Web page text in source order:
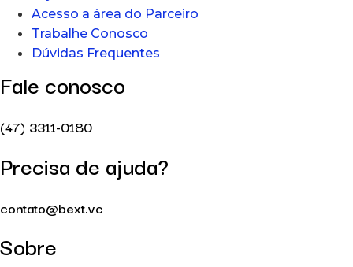
Acesso a área do Parceiro
Trabalhe Conosco
Dúvidas Frequentes
Fale conosco
(47) 3311-0180
Precisa de ajuda?
contato@bext.vc
Sobre